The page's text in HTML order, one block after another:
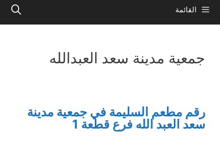
القائمة
جمعية مدينة سعد العبدالله
رقم مطعم السليمة في جمعية مدينة
سعد العبد الله فرع قطعة 1